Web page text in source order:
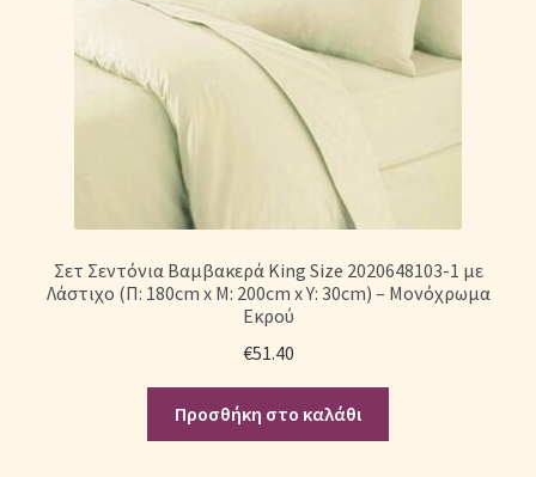
Σετ Σεντόνια Βαμβακερά King Size 2020648103-1 με
Λάστιχο (Π: 180cm x Μ: 200cm x Υ: 30cm) – Μονόχρωμα
Εκρού
€51.40
Προσθήκη στο καλάθι